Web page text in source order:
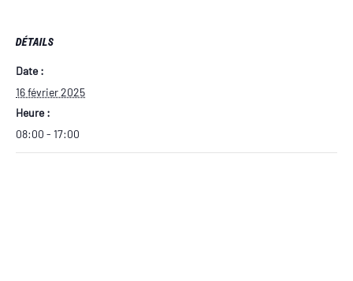
DÉTAILS
Date :
16 février 2025
Heure :
08:00 - 17:00